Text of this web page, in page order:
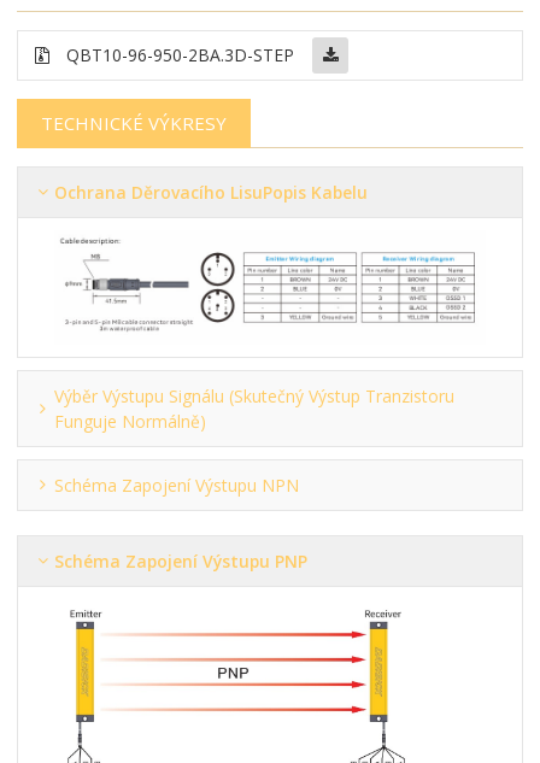
QBT10-96-950-2BA.3D-STEP
TECHNICKÉ VÝKRESY
Ochrana Děrovacího LisuPopis Kabelu
Výběr Výstupu Signálu (skutečný Výstup Tranzistoru
Funguje Normálně)
Schéma Zapojení Výstupu NPN
Schéma Zapojení Výstupu PNP